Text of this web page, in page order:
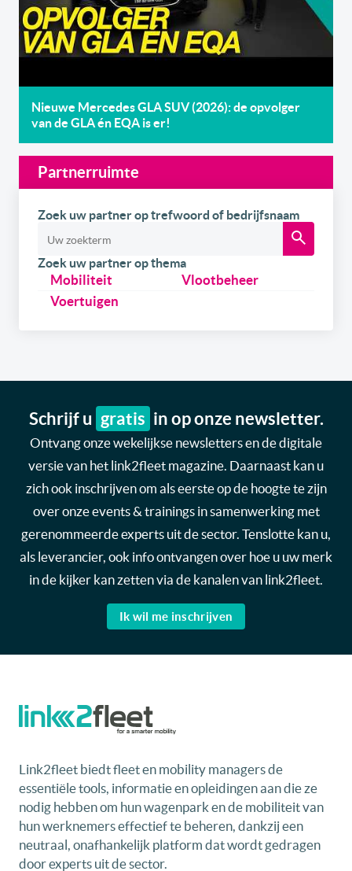
Nieuwe Mercedes GLA SUV (2026): de opvolger
van de GLA én EQA is er!
Partnerruimte
Zoek uw partner op trefwoord of bedrijfsnaam
Zoek uw partner op thema
Mobiliteit
Vlootbeheer
Voertuigen
Schrijf u gratis in op onze newsletter.
Ontvang onze wekelijkse newsletters en de digitale
versie van het link2fleet magazine. Daarnaast kan u
zich ook inschrijven om als eerste op de hoogte te zijn
over onze events & trainings in samenwerking met
gerenommeerde experts uit de sector. Tenslotte kan u,
als leverancier, ook info ontvangen over hoe u uw merk
in de kijker kan zetten via de kanalen van link2fleet.
Ik wil me inschrijven
Link2fleet biedt fleet en mobility managers de
essentiële tools, informatie en opleidingen aan die ze
nodig hebben om hun wagenpark en de mobiliteit van
hun werknemers effectief te beheren, dankzij een
neutraal, onafhankelijk platform dat wordt gedragen
door experts uit de sector.